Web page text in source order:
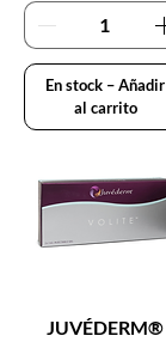
En stock – Añadir
al carrito
JUVÉDERM®